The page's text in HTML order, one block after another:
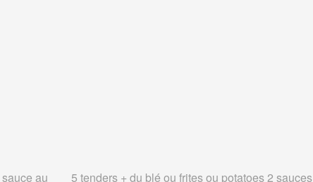
au
5 tenders + du blé ou frites ou potatoes 2 sauces